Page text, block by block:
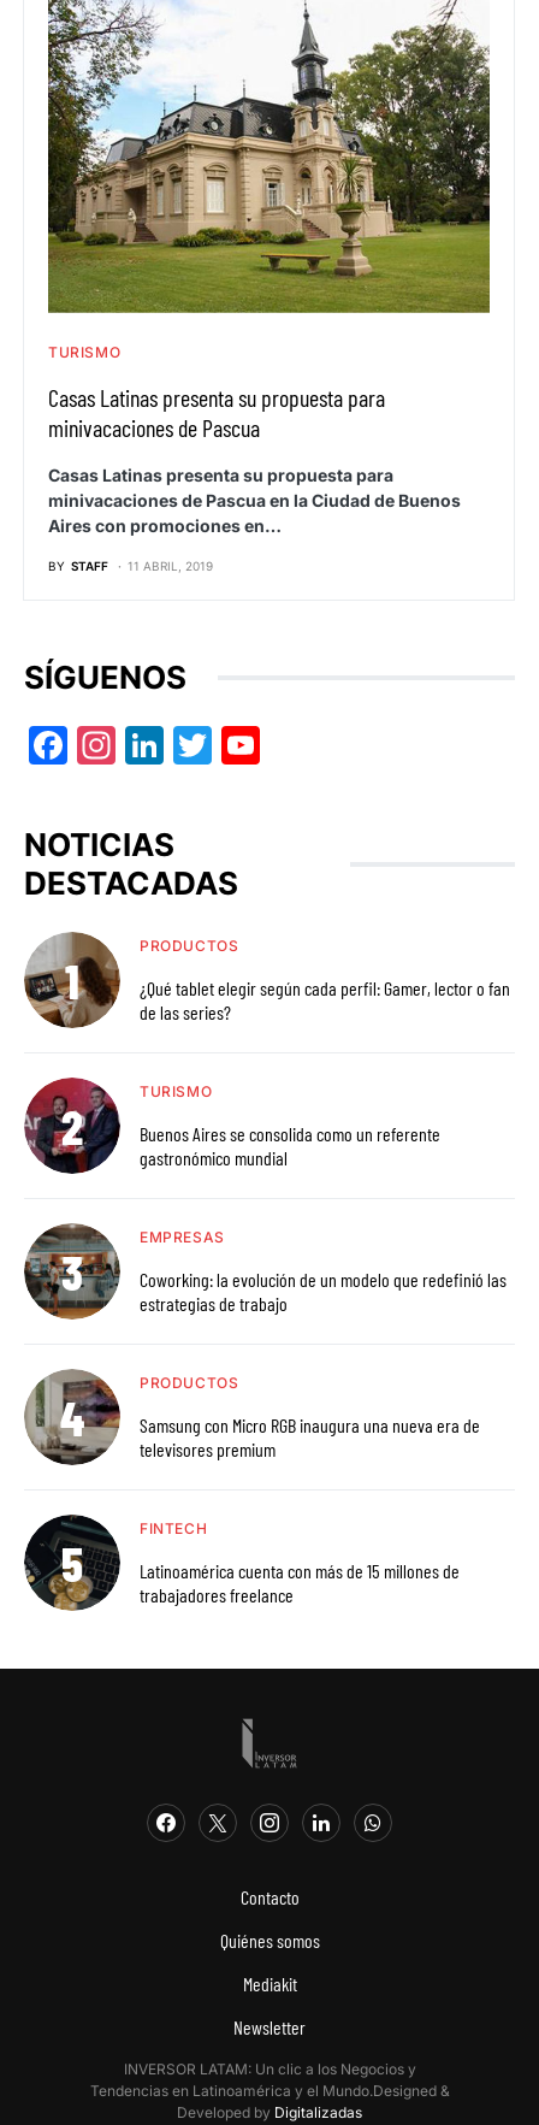
TURISMO
Casas Latinas presenta su propuesta para
minivacaciones de Pascua
Casas Latinas presenta su propuesta para
minivacaciones de Pascua en la Ciudad de Buenos
Aires con promociones en…
BY STAFF 11 ABRIL, 2019
SÍGUENOS
Facebook
Instagram
LinkedIn
Twitter
NOTICIAS
DESTACADAS
PRODUCTOS
¿Qué tablet elegir según cada perfil: Gamer, lector o fan
de las series?
TURISMO
Buenos Aires se consolida como un referente
gastronómico mundial
EMPRESAS
Coworking: la evolución de un modelo que redefinió las
estrategias de trabajo
PRODUCTOS
Samsung con Micro RGB inaugura una nueva era de
televisores premium
FINTECH
Latinoamérica cuenta con más de 15 millones de
trabajadores freelance
Contacto
Quiénes somos
Mediakit
Newsletter
INVERSOR LATAM: Un clic a los Negocios y
Tendencias en Latinoamérica y el Mundo.Designed &
Developed by Digitalizadas